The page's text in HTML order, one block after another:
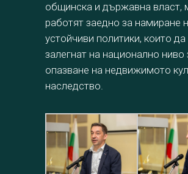
общинска и държавна власт,
работят заедно за намиране
устойчиви политики, които да
залегнат на национално ниво
опазване на недвижимото
наследство.